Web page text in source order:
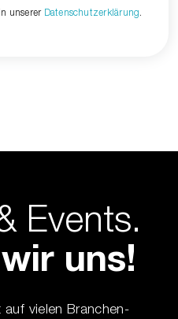
unserer Datenschutzerklärung.
Events.
uns!
vielen Branchen-